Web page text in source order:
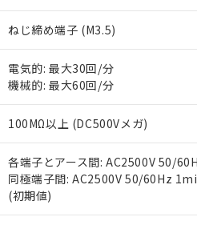
ねじ締め端子 (M3.5)
電気的: 最大30回/分
機械的: 最大60回/分
100MΩ以上 (DC500Vメガ)
各端子とアース間: AC2500V 50/
同極端子間: AC2500V 50/60Hz
(初期値)
在庫状況および標準価格
す。
マイパーツ機能（部品リ
ている必要があります。
お客様が当ウェブサイト
が、当社の製品・サービ
※当社の共同利用者とは、
いる法人を指します。
部品在庫の切り替え状況などに
※3 非含有証明書ダウンロ
下記の非含有証明書をダウンロ
EU RoHS指令（10物質）の非含
51物質の非含有証明書（当社基
※本証明書は発行日時点で非含
※2 環境保護使用期限
「10」：通常の使用状況下にお
味します。
「－」：未確認です。当社販売
また当社は、販売先およ
たしません。
在庫なし(最新の在庫
受注生産機種、また